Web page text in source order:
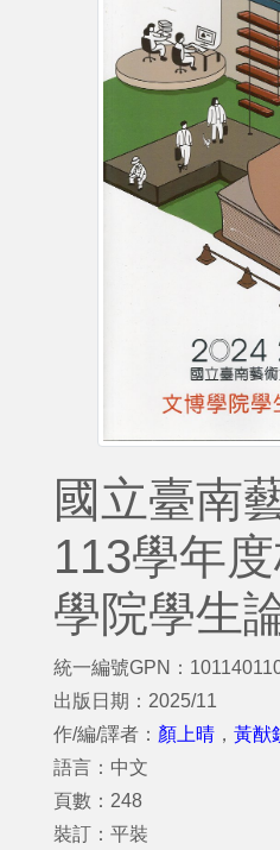
國立臺南
113學年
學院學生
統一編號GPN：
出版日期：2025/11
作/編/譯者： 顏上晴 ， 黃猷
語言：中文
頁數：248
裝訂：平裝